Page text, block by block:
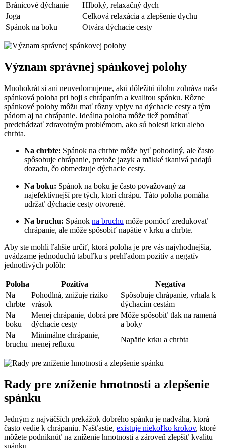
Bránicové dýchanie
Hlboký, relaxačný dych
Joga
Celková relaxácia a zlepšenie dychu
Spánok na boku
Otvára dýchacie cesty
Význam‍ správnej spánkovej polohy
Mnohokrát si ani neuvedomujeme, ​akú dôležitú úlohu​ zohráva naša
spánková poloha ‌pri boji s​ chrápaním a kvalitou spánku. Rôzne
spánkové polohy môžu mať rôzny vplyv na dýchacie cesty a tým
pádom aj na chrápanie. Ideálna ⁣poloha môže⁤ tiež pomáhať
predchádzať zdravotným problémom, ako sú ​bolesti krku alebo
chrbta.
Na​ chrbte: Spánok na chrbte môže byť pohodlný, ‍ale často
spôsobuje chrápanie, pretože jazyk a mäkké tkanivá padajú
dozadu, čo obmedzuje ‌dýchacie cesty.
Na ​boku: Spánok na​ boku je často považovaný za
najefektívnejší pre tých, ktorí chrápu. Táto poloha pomáha
⁤udržať dýchacie cesty otvorené.
Na bruchu: Spánok na bruchu ‌ môže ⁤pomôcť zredukovať
chrápanie, ale ⁢môže spôsobiť napätie v krku a ​chrbte.
Aby ste ⁢mohli ľahšie určiť, ktorá poloha je pre vás⁢ najvhodnejšia,
uvádzame ​jednoduchú tabuľku s prehľadom​ pozitív a negatív
jednotlivých ‌polôh:
Poloha Pozitíva
Negatíva
Na
chrbte
Pohodlná, znižuje riziko
vrások
Spôsobuje ⁣chrápanie, vrhala k
dýchacím cestám
Na
boku
Menej chrápanie, dobrá‌ pre
dýchacie cesty
Môže spôsobiť tlak na ramená
‌a boky
Na
bruchu
Minimálne chrápanie,
menej refluxu
Napätie krku a chrbta
Rady pre zníženie hmotnosti a zlepšenie
spánku
Jedným z najväčších prekážok dobrého spánku je nadváha, ktorá
často vedie k chrápaniu. Našťastie, existuje niekoľko krokov, ktoré
môžete podniknúť na zníženie hmotnosti a zároveň zlepšiť kvalitu
spánku.